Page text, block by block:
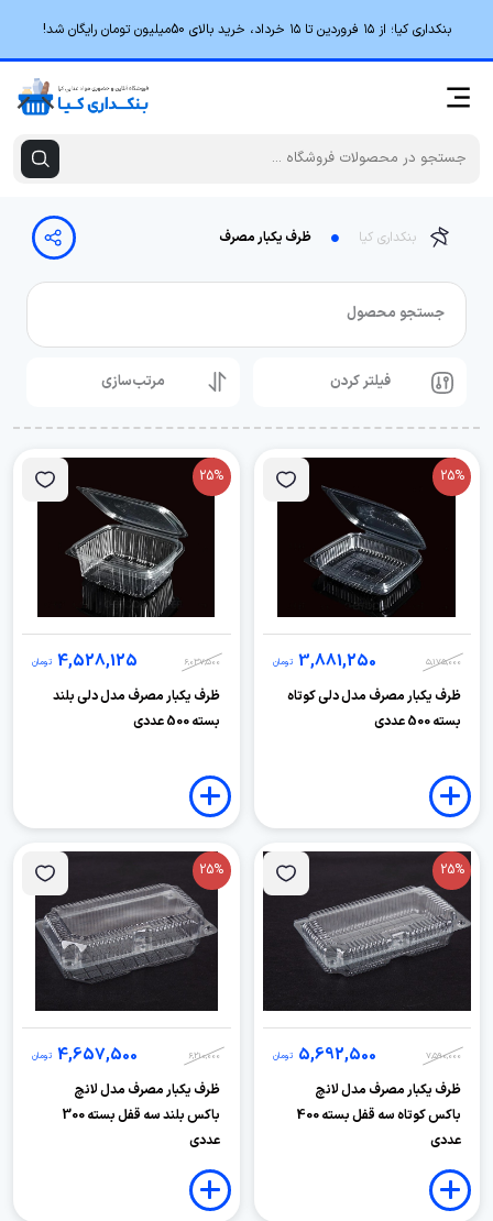
بنکداری کیا؛ از ۱۵ فروردین تا ۱۵ خرداد، خرید بالای 50میلیون تومان رایگان شد!
بنکداری کیا ظرف یکبار مصرف
جستجو محصول
فیلتر کردن مرتب‌سازی
25%
5,175,000
3,881,250 تومان
ظرف یکبار مصرف مدل دلی کوتاه
بسته 500 عددی
25%
6,037,500
4,528,125 تومان
ظرف یکبار مصرف مدل دلی بلند
بسته 500 عددی
25%
7,590,000
5,692,500 تومان
ظرف یکبار مصرف مدل لانچ
باکس کوتاه سه قفل بسته 400
عددی
25%
6,210,000
4,657,500 تومان
ظرف یکبار مصرف مدل لانچ
باکس بلند سه قفل بسته 300
عددی